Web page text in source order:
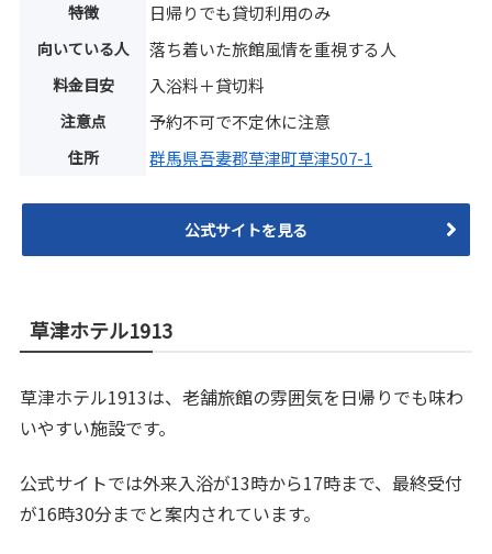
特徴 日帰りでも貸切利用のみ
向いている人 落ち着いた旅館風情を重視する人
料金目安 入浴料＋貸切料
注意点 予約不可で不定休に注意
住所 群馬県吾妻郡草津町草津507-1
公式サイトを見る
草津ホテル1913
草津ホテル1913は、老舗旅館の雰囲気を日帰りでも味わ
いやすい施設です。
公式サイトでは外来入浴が13時から17時まで、最終受付
が16時30分までと案内されています。